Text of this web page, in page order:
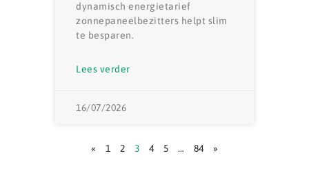
dynamisch energietarief
zonnepaneelbezitters helpt slim
te besparen.
Lees verder
16/07/2026
« 1 2 3 4 5 … 84 »